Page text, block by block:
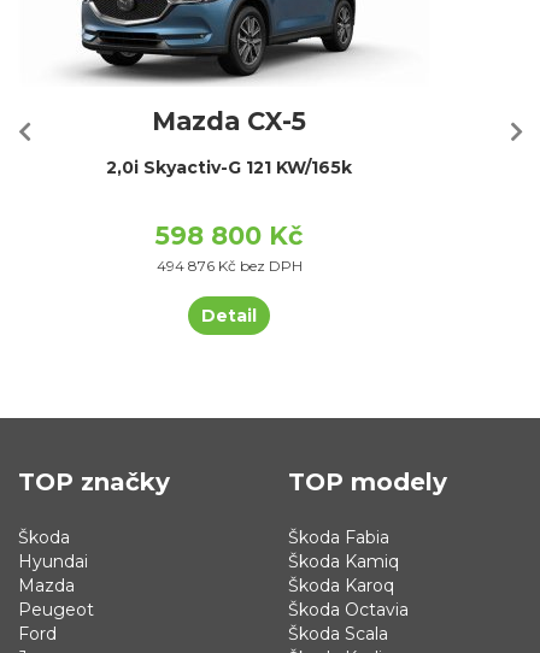
Mazda CX-5
2,0i Skyactiv-G 121 KW/165k
598 800 Kč
494 876 Kč bez DPH
Detail
TOP značky
Škoda
Hyundai
Mazda
Peugeot
Ford
TOP modely
Škoda Fabia
Škoda Kamiq
Škoda Karoq
Škoda Octavia
Škoda Scala